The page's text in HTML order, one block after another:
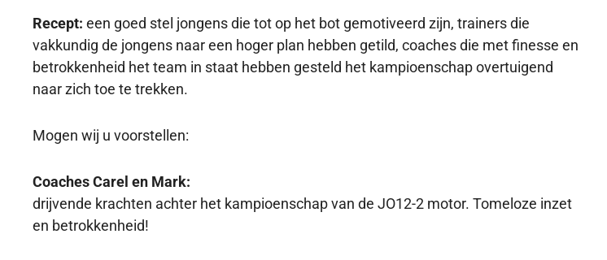
Recept: een goed stel jongens die tot op het bot gemotiveerd zijn, trainers die
vakkundig de jongens naar een hoger plan hebben getild, coaches die met finesse en
betrokkenheid het team in staat hebben gesteld het kampioenschap overtuigend
naar zich toe te trekken.
Mogen wij u voorstellen:
Coaches Carel en Mark:
drijvende krachten achter het kampioenschap van de JO12-2 motor. Tomeloze inzet
en betrokkenheid!